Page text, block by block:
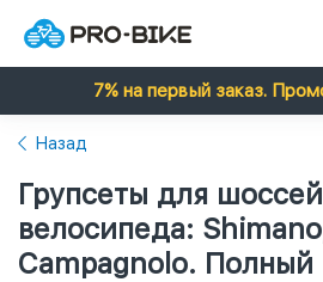
7% на первый заказ.
Назад
Групсеты для
велосипеда:
Campagnolo. Полный